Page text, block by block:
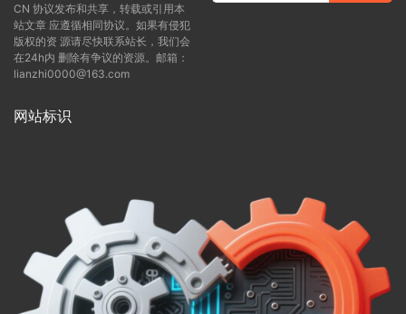
CN 协议发布和共享，转载或引用本
站文章 应遵循相同协议。如果有侵犯
版权的资 源请尽快联系站长，我们会
在24h内 删除有争议的资源。邮箱：
lianzhi0000@163.com
网站标识